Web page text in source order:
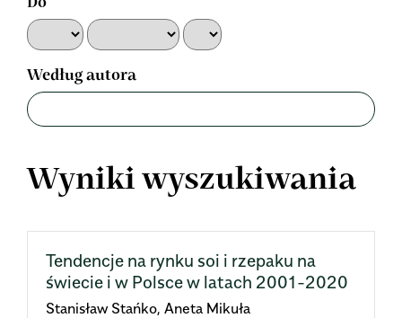
Do
Według autora
Wyniki wyszukiwania
Tendencje na rynku soi i rzepaku na
świecie i w Polsce w latach 2001-2020
Stanisław Stańko, Aneta Mikuła